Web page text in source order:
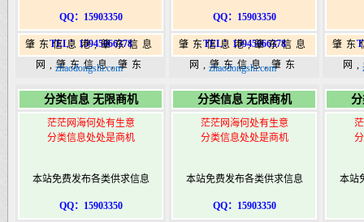
QQ：15903350
TEL：15945066378
肇东信息港,肇东信息
网,肇东信息,肇东
港|www.zhaodongshi.com
zhaodongshi.com
QQ：15903350
TEL：15945066378
肇东信息港,肇东信息
网,肇东信息,肇东
港|www.zhaodongshi.com
zhaodongshi.com
肇东
网
港
分类信息 无限商机
茫茫网海何处有生意
分类信息处处是商机
本站免费发布各类供求信息
QQ：15903350
分类信息 无限商机
茫茫网海何处有生意
分类信息处处是商机
本站免费发布各类供求信息
QQ：15903350
本站